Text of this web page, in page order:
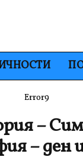
Error9
–
– ден